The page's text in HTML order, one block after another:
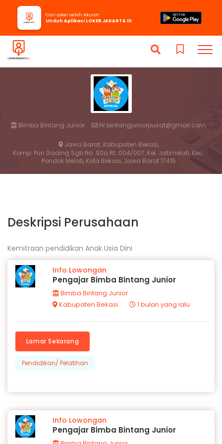
Bimba Bintang Junior Hr.bintangjuniorpusat@gmail.com,
Jawa Barat, Kabupaten Bekasi,
Komp. Puri Gading Sgb No. 90a Rt. 004/007, Kel. Jatimelati, Kec.
Pondok Melati, Kota Bekasi, Jawa Barat 17415
Cari Loker Lebih Akurat
Unduh Aplikasi LOKER JAKARTA ID
Deskripsi Perusahaan
Kemitraan pendidikan Anak Usia Dini
Info Lowongan
Pengajar Bimba Bintang Junior
Bimba Bintang Junior
Kabupaten Bekasi
1 bulan yang lalu
Lamar Sekarang
Pendidikan/ Pelatihan
Info Lowongan
Pengajar Bimba Bintang Junior